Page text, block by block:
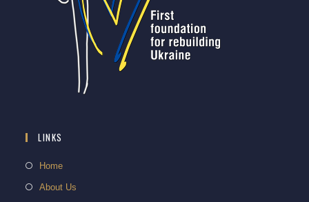
LINKS
Home
About Us